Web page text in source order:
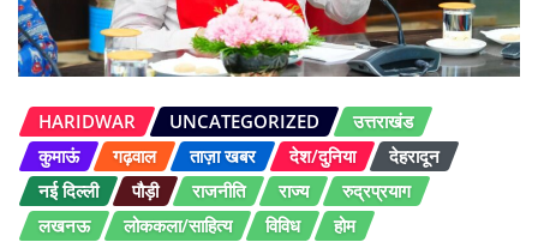
HARIDWAR UNCATEGORIZED
उत्तराखंड
कुमाऊं
गढ़वाल ताज़ा खबर देश/दुनिया
देहरादून
नई दिल्ली
पौड़ी राजनीति राज्य
रुद्रप्रयाग
लखनऊ
लोककला/साहित्य विविध होम